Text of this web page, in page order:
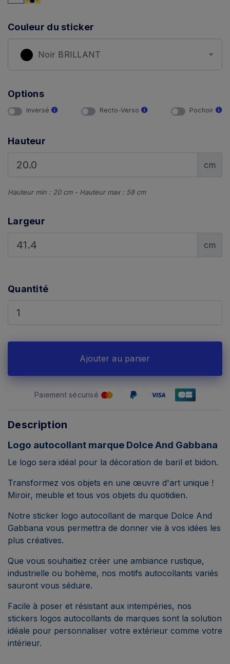
Couleur du sticker
Noir BRILLANT
Options
Inversé Recto-Verso Pochoir
Hauteur
cm
Hauteur min : 20 cm - Hauteur max : 58 cm
Largeur
cm
Quantité
Ajouter au panier
Paiement sécurisé
Description
Logo autocollant marque Dolce And Gabbana
Le logo sera idéal pour la décoration de baril et bidon.
Transformez vos objets en une œuvre d'art unique !
Miroir, meuble et tous vos objets du quotidien.
Notre sticker logo autocollant de marque Dolce And
Gabbana vous permettra de donner vie à vos idées les
plus créatives.
Que vous souhaitiez créer une ambiance rustique,
industrielle ou bohème, nos motifs autocollants variés
sauront vous séduire.
Facile à poser et résistant aux intempéries, nos
stickers logos autocollants de marques sont la solution
idéale pour personnaliser votre extérieur comme votre
intérieur.